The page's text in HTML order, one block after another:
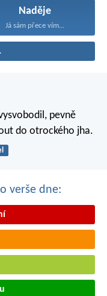
Naděje
Já sám přece vím...
pevně
do otrockého jha.
verše dne: